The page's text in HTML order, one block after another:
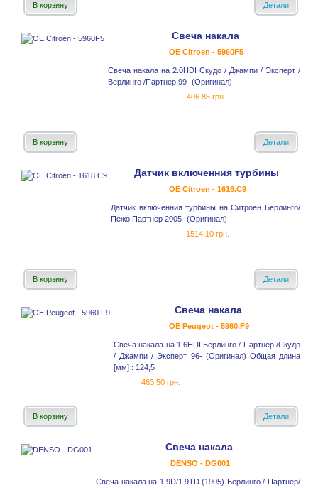
В корзину
Детали
Свеча накала
OE Citroen - 5960F5
Свеча накала на 2.0HDI Скудо / Джампи / Эксперт /
Верлинго /Партнер 99- (Оригинал)
406.85 грн.
В корзину Детали
Датчик включенния турбины
OE Citroen - 1618.C9
Датчик включенния турбины на Ситроен Берлинго/
Пежо Партнер 2005- (Оригинал)
1514.10 грн.
В корзину Детали
Свеча накала
OE Peugeot - 5960.F9
Свеча накала на 1.6HDI Берлинго / Партнер /Скудо
/ Джампи / Эксперт 96- (Оригинал) Общая длина
[мм] : 124,5
463.50 грн.
В корзину Детали
Свеча накала
DENSO - DG001
Свеча накала на 1.9D/1.9TD (1905) Берлинго / Партнер/